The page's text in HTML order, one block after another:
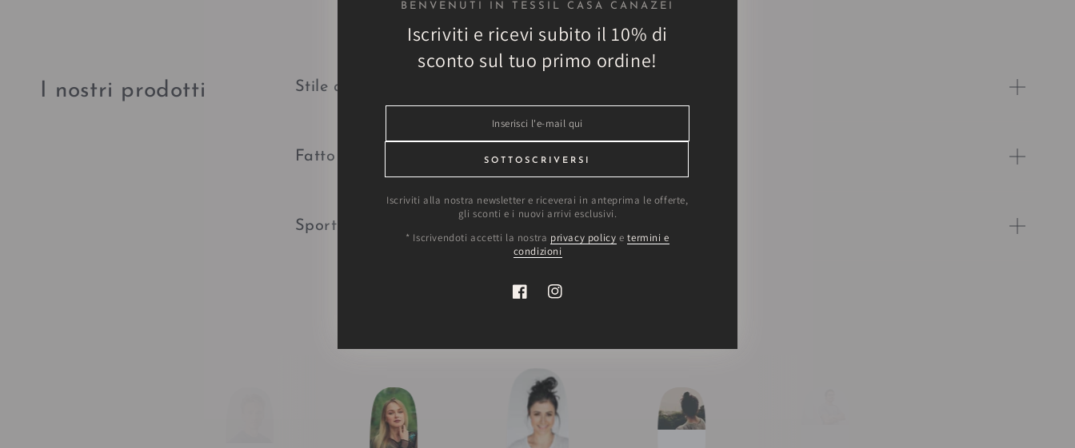
I nostri prodotti Stile alpino
Fatto a mano
Sport invernali
BENVENUTI IN TESSIL CASA CANAZEI
Iscriviti e ricevi subito il 10% di
sconto sul tuo primo ordine!
l'e-
qui
SOTTOSCRIVERSI
Iscriviti alla nostra newsletter e riceverai in anteprima le offerte,
gli sconti e i nuovi arrivi esclusivi.
* Iscrivendoti accetti la nostra privacy policy etermini e
condizioni
FacebookInstagram